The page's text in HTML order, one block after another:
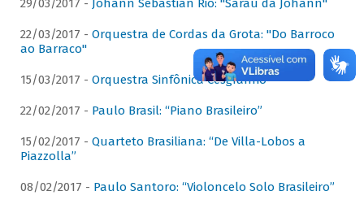
29/03/2017 - Johann Sebastian Rio: "Sarau da Johann"
22/03/2017 - Orquestra de Cordas da Grota: "Do Barroco
ao Barraco"
15/03/2017 - Orquestra Sinfônica Cesgranrio
22/02/2017 - Paulo Brasil: “Piano Brasileiro”
15/02/2017 - Quarteto Brasiliana: “De Villa-Lobos a
Piazzolla”
08/02/2017 - Paulo Santoro: “Violoncelo Solo Brasileiro”